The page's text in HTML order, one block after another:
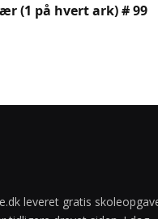
(1 på hvert ark) # 99
leveret gratis